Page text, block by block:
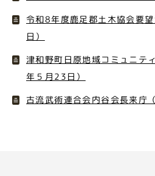
令和8年度鹿足郡土木協会要
日）
津和野町日原地域コミュニテ
年５月23日）
古流武術連合会内谷会長来庁